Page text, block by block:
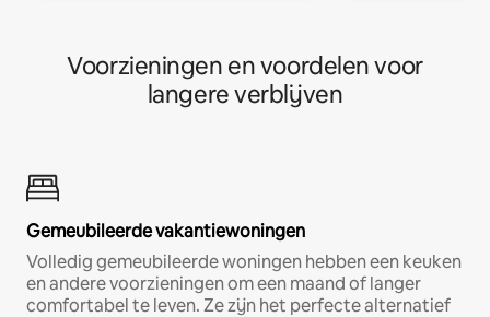
Voorzieningen en voordelen voor
langere verblijven
Gemeubileerde vakantiewoningen
Volledig gemeubileerde woningen hebben een keuken
en andere voorzieningen om een maand of langer
comfortabel te leven. Ze zijn het perfecte alternatief